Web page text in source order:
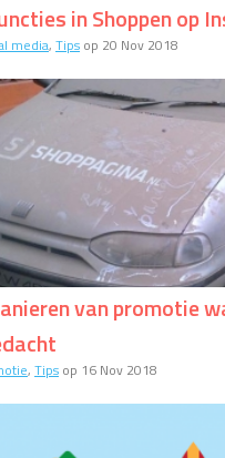
in Shoppen op
media, Tips op 20 Nov 2018
van promotie
, Tips op 16 Nov 2018